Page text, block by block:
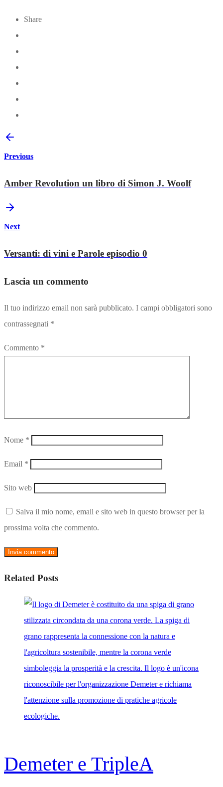
Share
Previous
Amber Revolution un libro di Simon J. Woolf
Next
Versanti: di vini e Parole episodio 0
Lascia un commento
Il tuo indirizzo email non sarà pubblicato. I campi obbligatori sono
contrassegnati *
Commento *
Nome *
Email *
Sito web
Salva il mio nome, email e sito web in questo browser per la
prossima volta che commento.
Related Posts
Demeter e TripleA